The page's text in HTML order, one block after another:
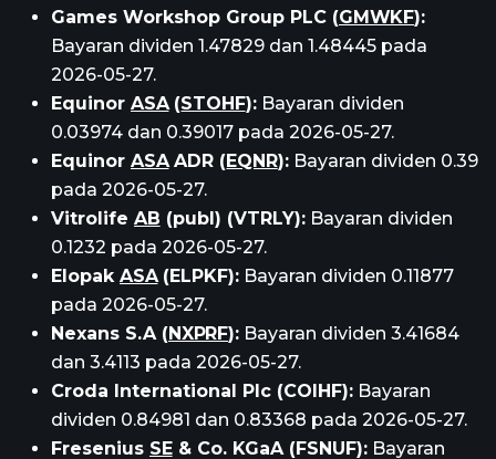
Games Workshop Group PLC (GMWKF):
Bayaran dividen 1.47829 dan 1.48445 pada
2026-05-27.
Equinor ASA(STOHF):Bayaran dividen
0.03974 dan 0.39017 pada 2026-05-27.
Equinor ASAADR (EQNR):Bayaran dividen 0.39
pada 2026-05-27.
Vitrolife AB (publ) (VTRLY):Bayaran dividen
0.1232 pada 2026-05-27.
Elopak ASA(ELPKF): Bayaran dividen 0.11877
pada 2026-05-27.
Nexans S.A (NXPRF): Bayaran dividen 3.41684
dan 3.4113 pada 2026-05-27.
Croda International Plc (COIHF): Bayaran
dividen 0.84981 dan 0.83368 pada 2026-05-27.
Fresenius SE& Co. KGaA (FSNUF):Bayaran